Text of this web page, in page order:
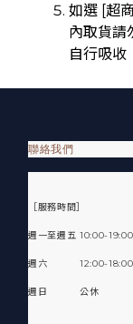
如選 [超
內取貨請
自行吸收
聯絡我們
［服務時間］
週一至週五 10:00-19:00
週六 12:00-18:00
週日 公休